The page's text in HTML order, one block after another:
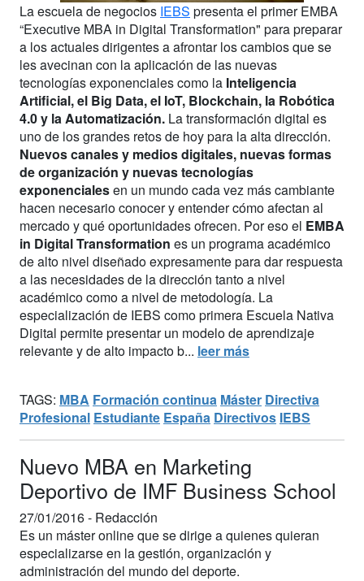
La escuela de negocios IEBS presenta el primer EMBA
“Executive MBA in Digital Transformation" para preparar
a los actuales dirigentes a afrontar los cambios que se
les avecinan con la aplicación de las nuevas
tecnologías exponenciales como la Inteligencia
Artificial, el Big Data, el IoT, Blockchain, la Robótica
4.0 y la Automatización. La transformación digital es
uno de los grandes retos de hoy para la alta dirección.
Nuevos canales y medios digitales, nuevas formas
de organización y nuevas tecnologías
exponencialesen un mundo cada vez más cambiante
hacen necesario conocer y entender cómo afectan al
mercado y qué oportunidades ofrecen. Por eso el EMBA
in Digital Transformation es un programa académico
de alto nivel diseñado expresamente para dar respuesta
a las necesidades de la dirección tanto a nivel
académico como a nivel de metodología. La
especialización de IEBS como primera Escuela Nativa
Digital permite presentar un modelo de aprendizaje
relevante y de alto impacto b... leer más
TAGS: MBA Formación continua Máster Directiva
Profesional Estudiante España Directivos IEBS
Nuevo MBA en Marketing
Deportivo de IMF Business School
27/01/2016 - Redacción
Es un máster online que se dirige a quienes quieran
especializarse en la gestión, organización y
administración del mundo del deporte.